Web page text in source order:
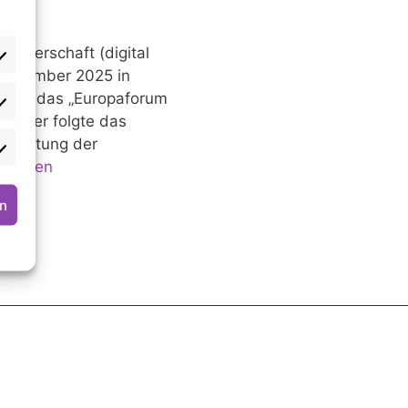
(digital
2025 in
das „Europaforum
folgte das
der